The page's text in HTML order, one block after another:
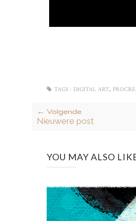
TAGS : DIGITAL ART,
← Volgende
Nieuwere post
YOU MAY ALSO